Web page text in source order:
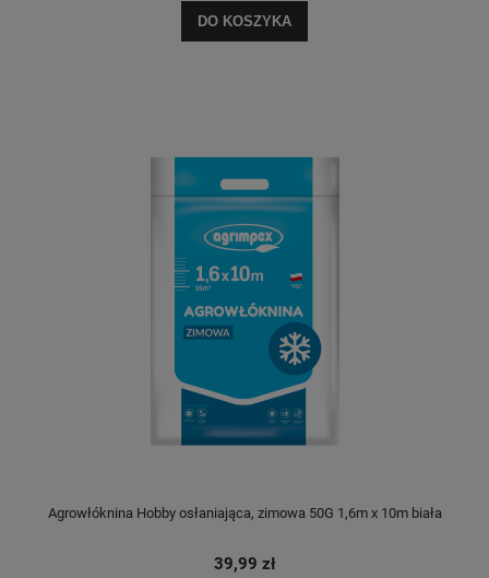
DO KOSZYKA
Agrowłóknina Hobby osłaniająca, zimowa 50G 1,6m x 10m biała
39,99 zł